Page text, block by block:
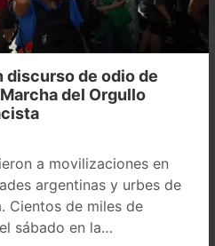
de odio de
del Orgullo
a movilizaciones en
argentinas y urbes de
Cientos de miles de
sábado en la…